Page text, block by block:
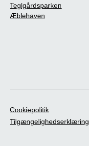
Teglgårdsparken
Æblehaven
Cookiepolitik
Tilgængelighedserklæring